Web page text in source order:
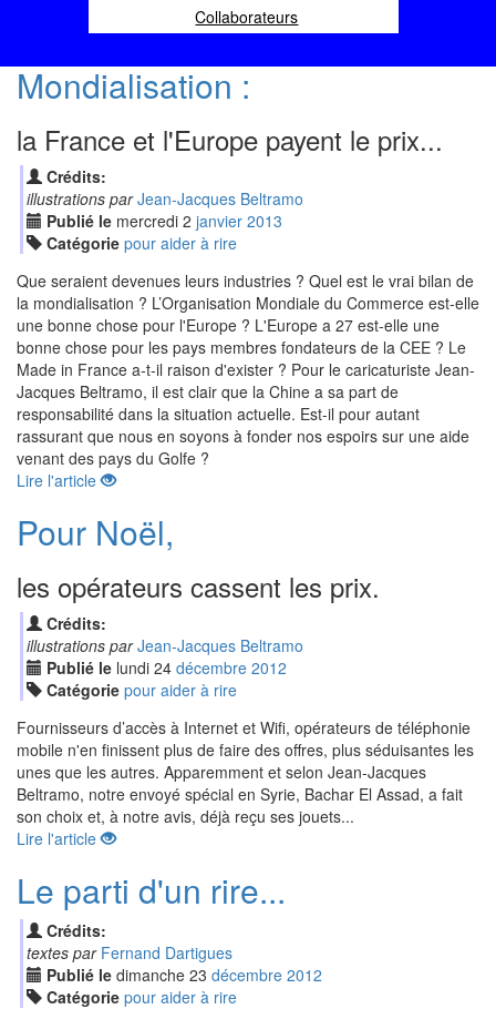
Collaborateurs
Mondialisation :
la France et l'Europe payent le prix...
Crédits:
illustrations par Jean-Jacques Beltramo
Publié le mercredi 2 janvier 2013
Catégorie pour aider à rire
Que seraient devenues leurs industries ? Quel est le vrai bilan de
la mondialisation ? L’Organisation Mondiale du Commerce est-elle
une bonne chose pour l'Europe ? L'Europe a 27 est-elle une
bonne chose pour les pays membres fondateurs de la CEE ? Le
Made in France a-t-il raison d'exister ? Pour le caricaturiste Jean-
Jacques Beltramo, il est clair que la Chine a sa part de
responsabilité dans la situation actuelle. Est-il pour autant
rassurant que nous en soyons à fonder nos espoirs sur une aide
venant des pays du Golfe ?
Lire l'article
Pour Noël,
les opérateurs cassent les prix.
Crédits:
illustrations par Jean-Jacques Beltramo
Publié le lundi 24 décembre 2012
Catégorie pour aider à rire
Fournisseurs d’accès à Internet et Wifi, opérateurs de téléphonie
mobile n'en finissent plus de faire des offres, plus séduisantes les
unes que les autres. Apparemment et selon Jean-Jacques
Beltramo, notre envoyé spécial en Syrie, Bachar El Assad, a fait
son choix et, à notre avis, déjà reçu ses jouets...
Lire l'article
Le parti d'un rire...
Crédits:
textes par Fernand Dartigues
Publié le dimanche 23 décembre 2012
Catégorie pour aider à rire